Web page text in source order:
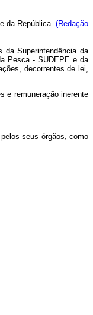
da República. (Redação
da Superintendência da
Pesca - SUDEPE e da
decorrentes de lei,
e remuneração inerente
seus órgãos, como